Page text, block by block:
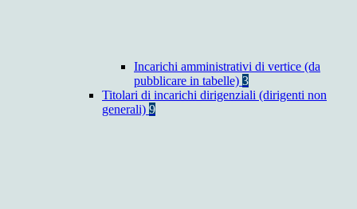
Incarichi amministrativi di vertice (da
pubblicare in tabelle) 3
Titolari di incarichi dirigenziali (dirigenti non
generali) 9